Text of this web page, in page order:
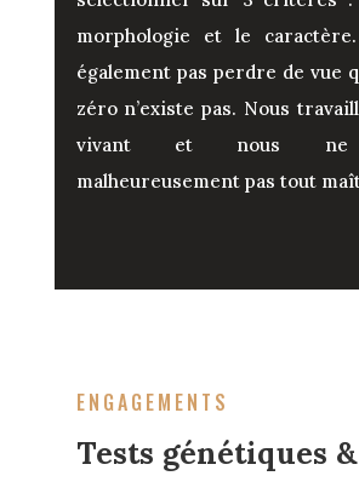
morphologie et le
également pas perdre de vue
zéro n’existe pas. Nous
vivant et nous ne
malheureusement pas tout
ENGAGEMENTS
Tests génétiques